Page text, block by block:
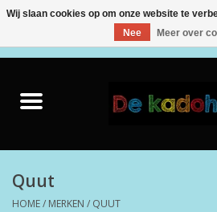
Quut
HOME/ MERKEN / QUUT
Wij slaan cookies op om onze website te
Nee
Meer over